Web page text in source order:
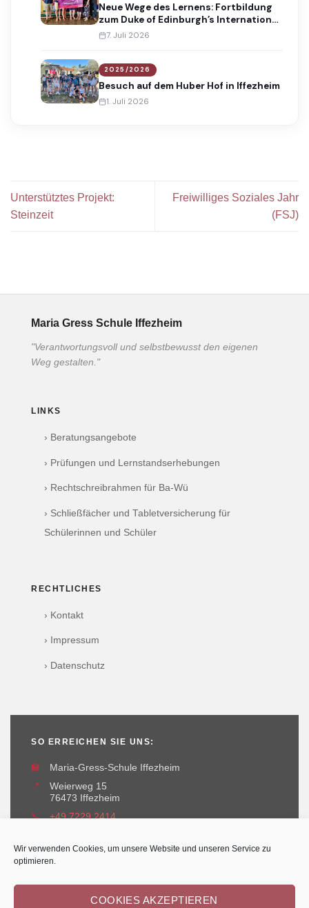
Wir verwenden Cookies, um unsere Website und unseren Service zu
optimieren.
COOKIES AKZEPTIEREN
Neue Wege des Lernens: Fortbildung
zum Duke of Edinburgh’s International
Award
7. Juli 2026
2025/2026
Besuch auf dem Huber Hof in Iffezheim
1. Juli 2026
Unterstütztes Projekt:
Steinzeit
Freiwilliges Soziales Jahr
(FSJ)
Maria Gress Schule Iffezheim
"Verantwortungsvoll und selbstbewusst den eigenen
Weg gestalten."
LINKS
› Beratungsangebote
› Prüfungen und Lernstandserhebungen
› Rechtschreibrahmen für Ba-Wü
› Schließfächer und Tabletversicherung für
Schülerinnen und Schüler
RECHTLICHES
› Kontakt
› Impressum
› Datenschutz
SO ERREICHEN SIE UNS:
🏫
Maria-Gress-Schule Iffezheim
📍
Weierweg 15
76473 Iffezheim
📞
+49 7229 2414